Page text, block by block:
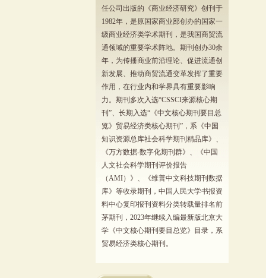
任公司出版的《商业经济研究》创刊于
1982年，是原国家商业部创办的国家一
级商业经济类学术期刊，是我国商贸流
通领域的重要学术阵地。期刊创办30余
年，为传播商业前沿理论、促进流通创
新发展、推动商贸流通变革发挥了重要
作用，在行业内和学界具有重要影响
力。期刊多次入选“CSSCI来源核心期
刊”、长期入选“《中文核心期刊要目总
览》贸易经济类核心期刊”，系《中国
知识资源总库社会科学期刊精品库》、
《万方数据-数字化期刊群》、《中国
人文社会科学期刊评价报告
（AMI）》、《维普中文科技期刊数据
库》等收录期刊，中国人民大学书报资
料中心复印报刊资料分类转载量排名前
茅期刊，2023年继续入编最新版北京大
学《中文核心期刊要目总览》目录，系
贸易经济类核心期刊。